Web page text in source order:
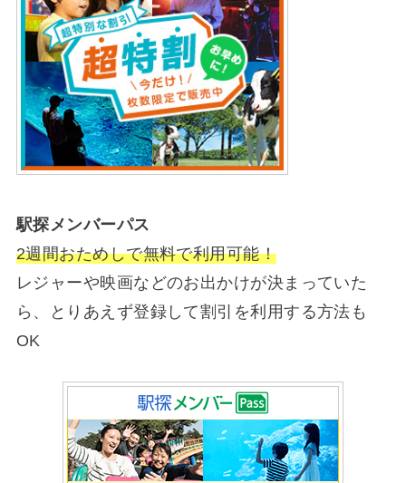
駅探メンバーパス
2週間おためしで無料で利用可能！
レジャーや映画などのお出かけが決まっていた
ら、とりあえず登録して割引を利用する方法も
OK